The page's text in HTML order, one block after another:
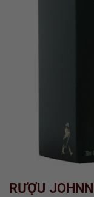
RƯỢU